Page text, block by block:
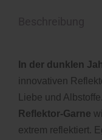
In der dunklen
innovativen
Liebe und
Reflektor-Garne
extrem reflektiert.